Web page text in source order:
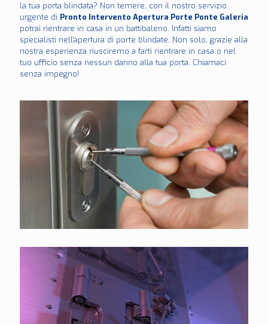
la tua porta blindata? Non temere, con il nostro servizio
urgente di Pronto Intervento Apertura Porte Ponte Galeria
potrai rientrare in casa in un battibaleno. Infatti siamo
specialisti nell'apertura di porte blindate. Non solo, grazie alla
nostra esperienza riusciremo a farti rientrare in casa o nel
tuo ufficio senza nessun danno alla tua porta. Chiamaci
senza impegno!